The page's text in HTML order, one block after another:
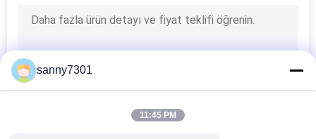
ULPA Hava Filtresi
sanny7301
11:45 PM